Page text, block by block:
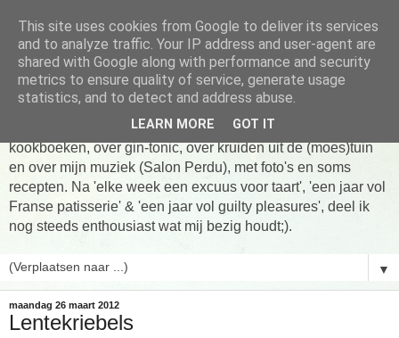
Tarte taart An
Tien jaar Tarte taart An! Niet altijd online, wel vaak te vinden
in de keuken! Om te koken, om te eten en om verhalen te
delen. Over Franse patisserie, over koken uit favoriete
kookboeken, over gin-tonic, over kruiden uit de (moes)tuin
en over mijn muziek (Salon Perdu), met foto's en soms
recepten. Na 'elke week een excuus voor taart', 'een jaar vol
Franse patisserie' & 'een jaar vol guilty pleasures', deel ik
nog steeds enthousiast wat mij bezig houdt;).
▼
maandag 26 maart 2012
Lentekriebels
This site uses cookies from Google to deliver its services
and to analyze traffic. Your IP address and user-agent are
shared with Google along with performance and security
metrics to ensure quality of service, generate usage
statistics, and to detect and address abuse.
LEARN MORE GOT IT